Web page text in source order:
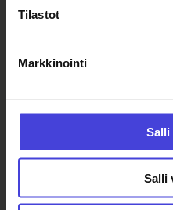
Tilastot
Markkinointi
Salli
Salli
eri värisiä
päällekkäin ja
savimaalauksella